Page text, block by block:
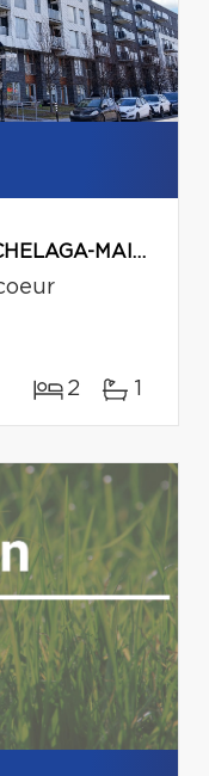
MONTRÉAL (MERCIER/HOCHELAGA-MAISONNEUVE)
2 1